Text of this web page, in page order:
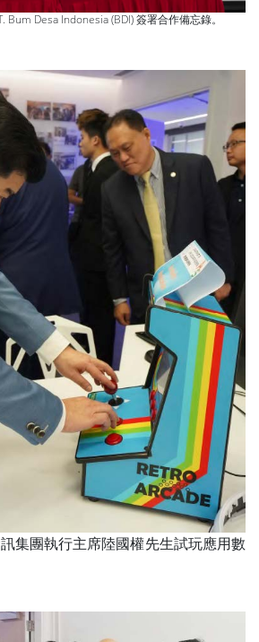
Bum Desa Indonesia (BDI) 簽署合作備忘錄。
集團執行主席陸國權先生試玩應用數